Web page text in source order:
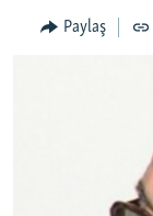
QANUNI DOĞRU
FOTOQALEREYA
Paylaş